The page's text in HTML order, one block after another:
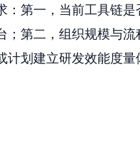
第一，当前工具链
第二，组织规模与
划建立研发效能度量